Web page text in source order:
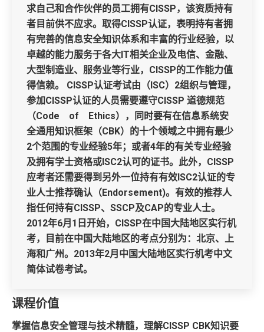
求自己和合作伙伴的员工拥有CISSP，该资质持有
者目前供不应求。取得CISSP认证，表明持有者拥
有完善的信息安全知识体系和丰富的行业经验，以
卓越的能力服务于各大IT相关企业及电信、金融、
大型制造业、服务业等行业，CISSP的工作能力值
得信赖。 CISSP认证考试由（ISC）2组织与管理，
参加CISSP认证的人员需要遵守CISSP 道德规范
（Code of Ethics），同时要有在信息系统安
全通用知识框架（CBK）的十个领域之中拥有最少
2个范围的专业经验5年；或者4年的有关专业经验
及拥有学士资格或ISC2认可的证书。此外，CISSP
应考者还需要得到另外一位持有有效ISC2认证的专
业人士推荐确认（Endorsement)。有效的推荐人
指任何持有CISSP、SSCP及CAP的专业人士。
2012年6月1日开始，CISSP在中国大陆地区实行机
考，目前在中国大陆地区的考点分别为：北京、上
海和广州。2013年2月中国大陆地区实行机考中文
简体试卷考试。
课程价值
掌握信息安全管理与技术精髓，理解CISSP CBK知识要